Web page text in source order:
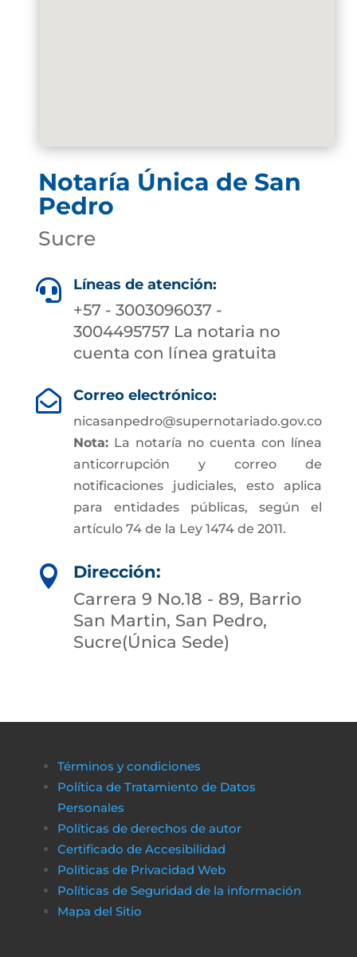
Notaría Única de San
Pedro
Sucre
 Líneas de atención:
+57 - 3003096037 -
3004495757 La notaria no
cuenta con línea gratuita
 Correo electrónico:
nicasanpedro@supernotariado.gov.co
Nota:La notaría no cuenta con línea
anticorrupción y correo de
notificaciones judiciales, esto aplica
para entidades públicas, según el
artículo 74 de la Ley 1474 de 2011.

Dirección:
Carrera 9 No.18 - 89, Barrio
San Martin, San Pedro,
Sucre(Única Sede)
Términos y condiciones
Política de Tratamiento de Datos
Personales
Políticas de derechos de autor
Certificado de Accesibilidad
Políticas de Privacidad Web
Políticas de Seguridad de la información
Mapa del Sitio